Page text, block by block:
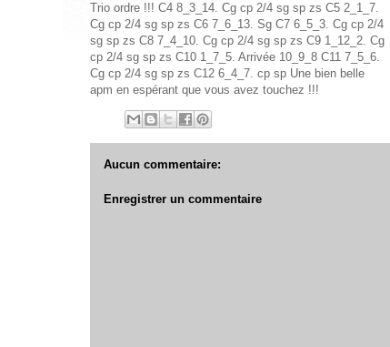
Trio ordre !!! C4 8_3_14. Cg cp 2/4 sg sp zs C5 2_1_7.
Cg cp 2/4 sg sp zs C6 7_6_13. Sg C7 6_5_3. Cg cp 2/4
sg sp zs C8 7_4_10. Cg cp 2/4 sg sp zs C9 1_12_2. Cg
cp 2/4 sg sp zs C10 1_7_5. Arrivée 10_9_8 C11 7_5_6.
Cg cp 2/4 sg sp zs C12 6_4_7. cp sp Une bien belle
apm en espérant que vous avez touchez !!!
Aucun commentaire:
Enregistrer un commentaire